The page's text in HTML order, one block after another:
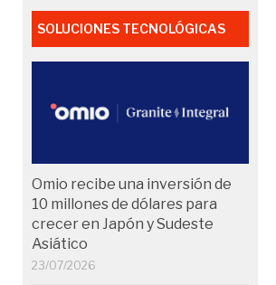
SOLUCIONES TECNOLÓGICAS
Omio recibe una inversión de
10 millones de dólares para
crecer en Japón y Sudeste
Asiático
23/07/2026